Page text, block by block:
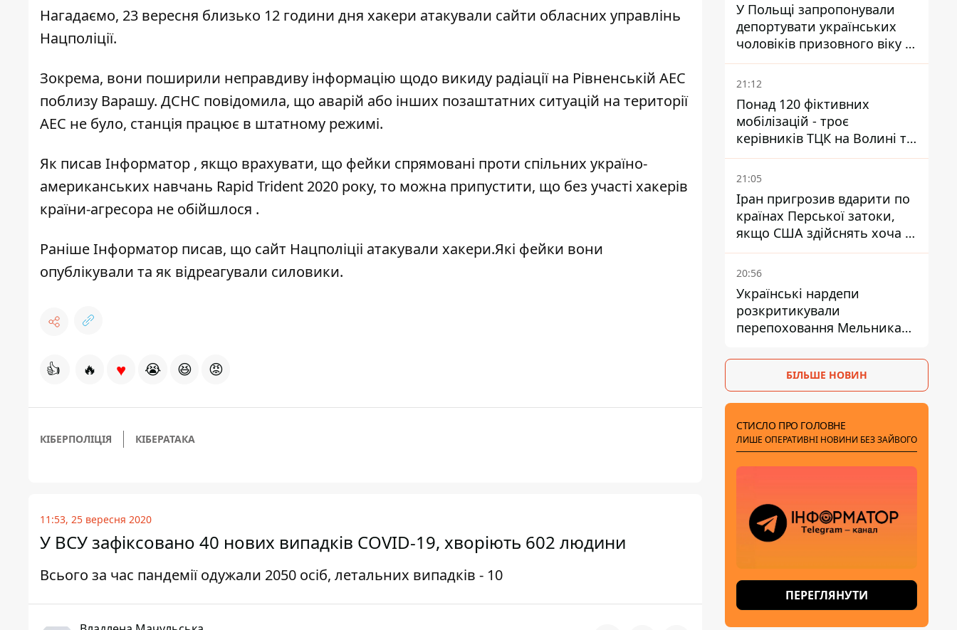
Нагадаємо, 23 вересня близько 12 години дня хакери атакували сайти обласних управлінь
Нацполіції.
Зокрема, вони поширили неправдиву інформацію щодо викиду радіації на Рівненській АЕС
поблизу Варашу. ДСНС повідомила, що аварій або інших позаштатних ситуацій на території
АЕС не було, станція працює в штатному режимі.
Як писав Інформатор , якщо врахувати, що фейки спрямовані проти спільних україно-
американських навчань Rapid Trident 2020 року, то можна припустити, що без участі хакерів
країни-агресора не обійшлося .
РанішеІнформатор писав, що сайт Нацполіціі атакували хакери.Які фейки вони
опублікували та як відреагували силовики.
👍 🔥 ♥ 😭 😆 😡
КІБЕРПОЛІЦІЯ КІБЕРАТАКА
11:53, 25 вересня 2020
У ВСУ зафіксовано 40 нових випадків COVID-19, хворіють 602 людини
Всього за час пандемії одужали 2050 осіб, летальних випадків - 10
У Польщі запропонували
депортувати українських
чоловіків призовного віку -
кого це може торкнутися
21:12
Понад 120 фіктивних
мобілізацій - троє
керівників ТЦК на Волині та
Буковині отримали підозри
за фейкові звіти
21:05
Іран пригрозив вдарити по
країнах Перської затоки,
якщо США здійснять хоча б
одну атаку - Reuters
20:56
Українські нардепи
розкритикували
перепоховання Мельника
ізоляції
БІЛЬШЕ НОВИН
СТИСЛО ПРО ГОЛОВНЕ
ЛИШЕ ОПЕРАТИВНІ НОВИНИ БЕЗ ЗАЙВОГО
ПЕРЕГЛЯНУТИ